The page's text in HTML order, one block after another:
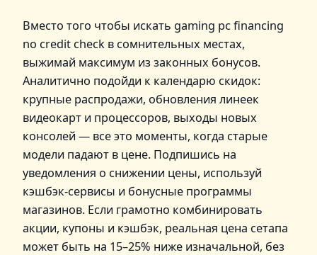
Вместо того чтобы искать gaming pc financing
no credit check в сомнительных местах,
выжимай максимум из законных бонусов.
Аналитично подойди к календарю скидок:
крупные распродажи, обновления линеек
видеокарт и процессоров, выходы новых
консолей — все это моменты, когда старые
модели падают в цене. Подпишись на
уведомления о снижении цены, используй
кэшбэк-сервисы и бонусные программы
магазинов. Если грамотно комбинировать
акции, купоны и кэшбэк, реальная цена сетапа
может быть на 15–25% ниже изначальной, без